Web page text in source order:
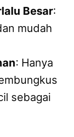
Besar:
mudah
: Hanya
sebagai